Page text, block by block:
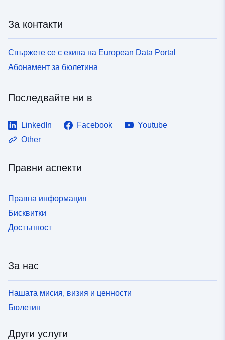
За контакти
Свържете се с екипа на European Data Portal
Абонамент за бюлетина
Последвайте ни в
LinkedIn Facebook
Youtube
Other
Правни аспекти
Правна информация
Бисквитки
Достъпност
За нас
Нашата мисия, визия и ценности
Бюлетин
Други услуги